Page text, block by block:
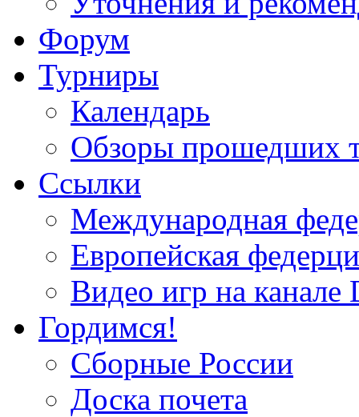
Форум
Турниры
Календарь
Обзоры прошедших
Ссылки
Международная
Европейская
Видео игр на
Гордимся!
Сборные России
Доска почета